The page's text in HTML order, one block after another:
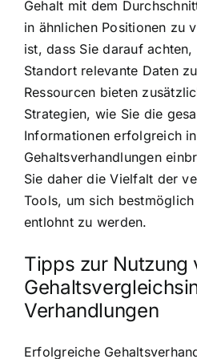
Gehalt mit dem
in ähnlichen Positionen zu
ist, dass Sie darauf
Standort relevante Daten
Ressourcen bieten
Strategien, wie Sie die
Informationen erfolgreich in
Gehaltsverhandlungen
Sie daher die Vielfalt der
Tools, um sich
entlohnt zu werden.
Tipps zur Nutzung
Verhandlungen
Erfolgreiche